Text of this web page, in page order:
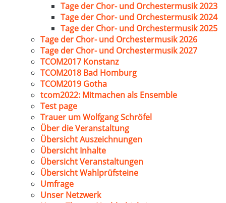
Tage der Chor- und Orchestermusik 2023
Tage der Chor- und Orchestermusik 2024
Tage der Chor- und Orchestermusik 2025
Tage der Chor- und Orchestermusik 2026
Tage der Chor- und Orchestermusik 2027
TCOM2017 Konstanz
TCOM2018 Bad Homburg
TCOM2019 Gotha
tcom2022: Mitmachen als Ensemble
Test page
Trauer um Wolfgang Schröfel
Über die Veranstaltung
Übersicht Auszeichnungen
Übersicht Inhalte
Übersicht Veranstaltungen
Übersicht Wahlprüfsteine
Umfrage
Unser Netzwerk